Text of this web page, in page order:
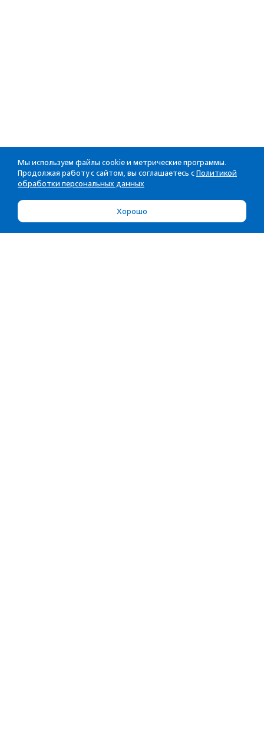
Мы используем файлы cookie и метрические программы.
Продолжая работу с сайтом, вы соглашаетесь с Политикой
обработки персональных данных
Хорошо